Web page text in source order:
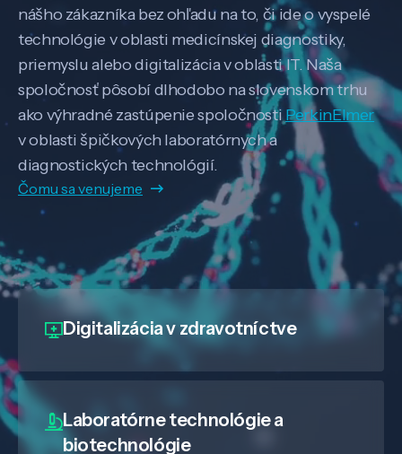
nášho zákazníka bez ohľadu na to, či ide o vyspelé
technológie v oblasti medicínskej diagnostiky,
priemyslu alebo digitalizácia v oblasti IT. Naša
spoločnosť pôsobí dlhodobo na slovenskom trhu
ako výhradné zastúpenie spoločnosti PerkinElmer
v oblasti špičkových laboratórnych a
diagnostických technológií.
Čomu sa venujeme
Digitalizáciav zdravotníctve
Laboratórne technológie a
biotechnológie